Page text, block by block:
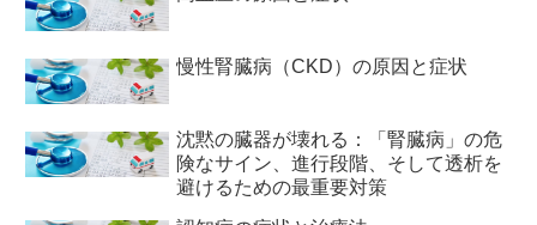
慢性腎臓病（CKD）の原因と症状
沈黙の臓器が壊れる：「腎臓病」の危
険なサイン、進行段階、そして透析を
避けるための最重要対策